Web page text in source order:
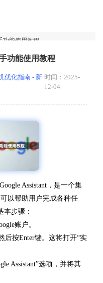
功能使用教程
功能使用教程
优化指南 - 新 时间：2025-
12-04
Assistant，是一个集
以帮助用户完成各种任
本步骤：
账户。
后按Enter键。这将打开“实
Assistant”选项，并将其